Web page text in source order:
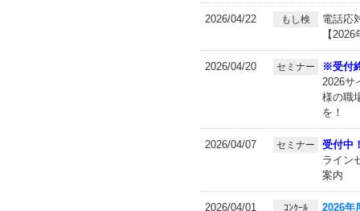
2026/04/22 もし検
電話応
【
2026/04/20 セミナー
※受付
2026サ
様の職
を！
2026/04/07 セミナー
受付中
ライン
案内
2026/04/01 ｺﾝｸｰﾙ
2026年